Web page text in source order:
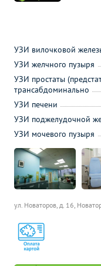
ул. Новаторов, д. 16,
УЗИ вилочковой
УЗИ желчного пузыря
УЗИ простаты
трансабдоминально
УЗИ печени
УЗИ поджелудочной
УЗИ мочевого пузыря